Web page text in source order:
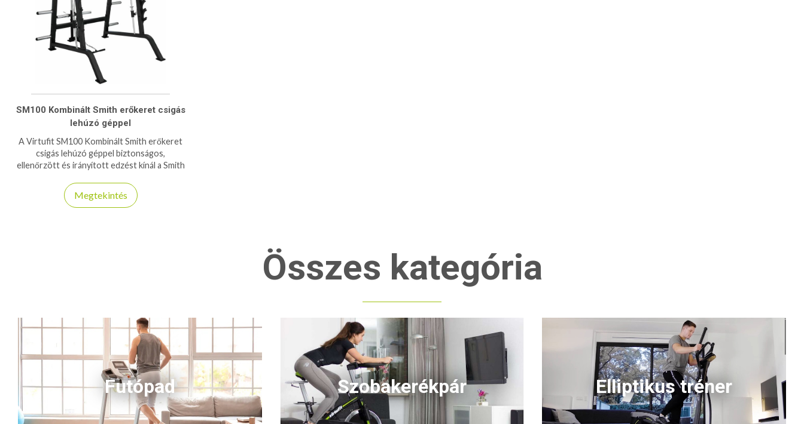
SM100 Kombinált Smith erőkeret csigás
lehúzó géppel
A Virtufit SM100 Kombinált Smith erőkeret
csigás lehúzó géppel biztonságos,
ellenőrzött és irányított edzést kínál a Smith
Megtekintés
Összes kategória
Futópad Szobakerékpár Elliptikus tréner